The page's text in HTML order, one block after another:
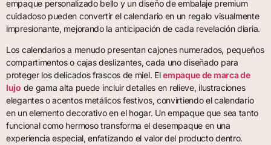
empaque personalizado bello y un diseño de embalaje premium
cuidadoso pueden convertir el calendario en un regalo visualmente
impresionante, mejorando la anticipación de cada revelación diaria.
Los calendarios a menudo presentan cajones numerados, pequeños
compartimentos o cajas deslizantes, cada uno diseñado para
proteger los delicados frascos de miel. Elempaque de marca de
lujo de gama alta puede incluir detalles en relieve, ilustraciones
elegantes o acentos metálicos festivos, convirtiendo el calendario
en un elemento decorativo en el hogar. Un empaque que sea tanto
funcional como hermoso transforma el desempaque en una
experiencia especial, enfatizando el valor del producto dentro.